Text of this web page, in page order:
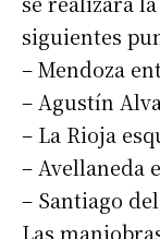
siguientes
– Mendoza
– Agustín
– La Rioja
– Avellaneda
– Santiago
Las